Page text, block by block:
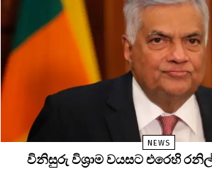
NEWS
විනිසුරු විශ්‍රාම වයසට එරෙහි